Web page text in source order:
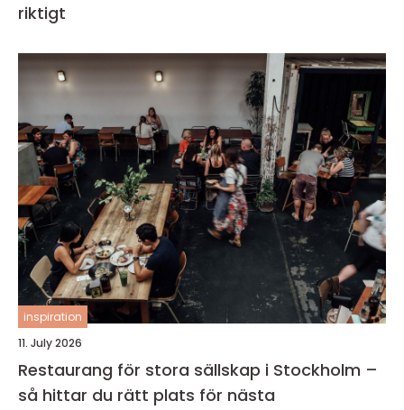
riktigt
inspiration
11. July 2026
Restaurang för stora sällskap i Stockholm –
så hittar du rätt plats för nästa